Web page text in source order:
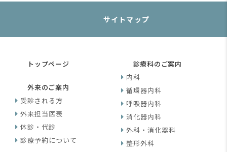
サイトマップ
トップページ
外来のご案内
受診される方
外来担当医表
休診・代診
診療予約について
診療科のご案内
内科
循環器内科
呼吸器内科
消化器内科
外科・消化器科
整形外科